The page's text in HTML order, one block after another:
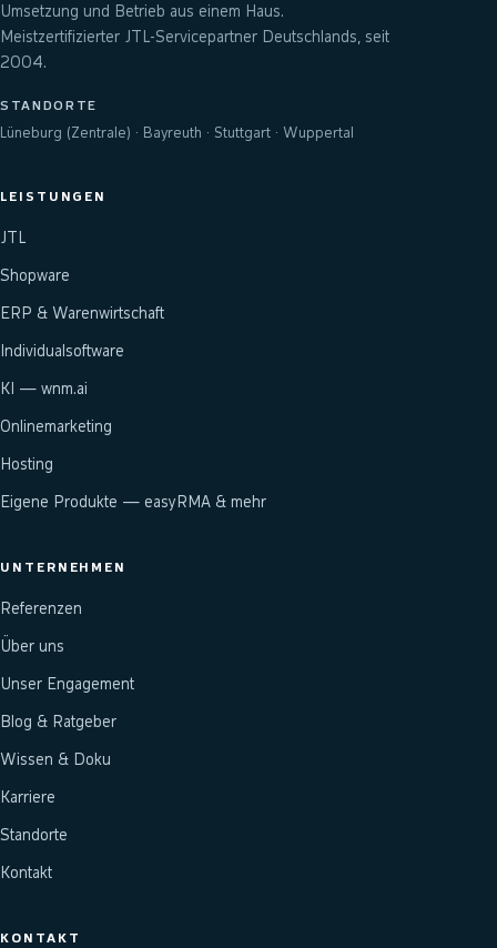
Umsetzung und Betrieb aus einem Haus.
Meistzertifizierter JTL-Servicepartner Deutschlands, seit
2004.
STANDORTE
Lüneburg (Zentrale) · Bayreuth · Stuttgart · Wuppertal
LEISTUNGEN
JTL
Shopware
ERP & Warenwirtschaft
Individualsoftware
KI — wnm.ai
Onlinemarketing
Hosting
Eigene Produkte — easyRMA & mehr
UNTERNEHMEN
Referenzen
Über uns
Unser Engagement
Blog & Ratgeber
Wissen & Doku
Karriere
Standorte
Kontakt
KONTAKT